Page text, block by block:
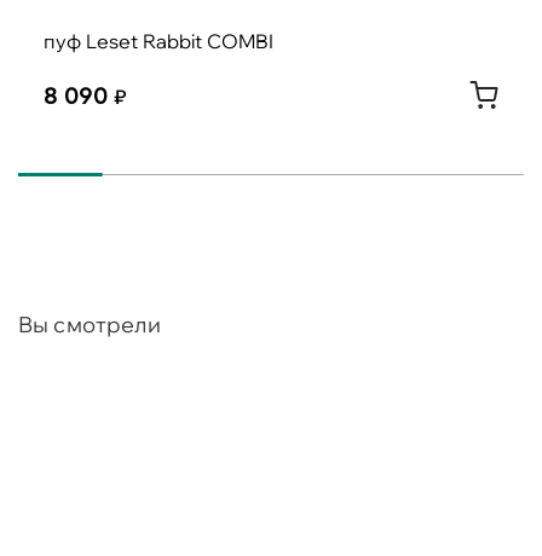
пуф Leset Rabbit COMBI
8 090
Вы смотрели